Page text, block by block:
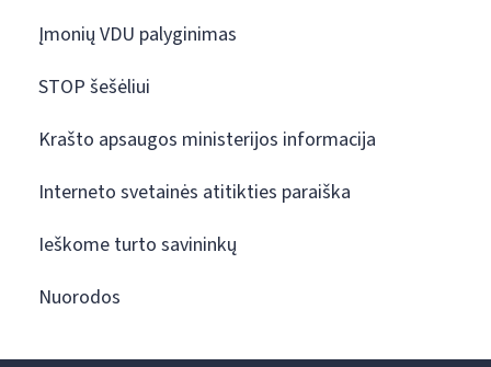
Įmonių VDU palyginimas
STOP šešėliui
Krašto apsaugos ministerijos informacija
Interneto svetainės atitikties paraiška
Ieškome turto savininkų
Nuorodos